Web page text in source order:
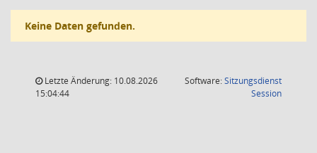
Keine Daten gefunden.
Letzte Änderung: 10.08.2026
15:04:44
Software:Sitzungsdienst
Session(Wird in